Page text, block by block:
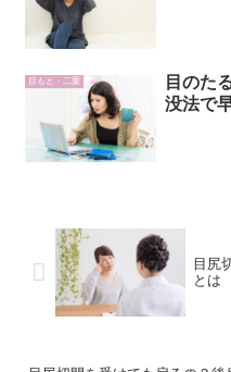
目もと・二重
目のた
没法で
目尻
とは